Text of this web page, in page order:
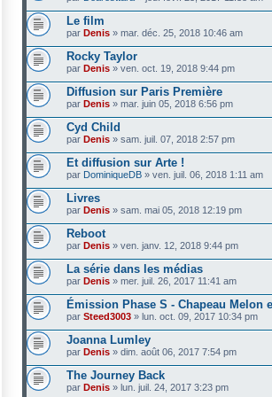
Le film
par Denis » mar. déc. 25, 2018 10:46 am
Rocky Taylor
par Denis » ven. oct. 19, 2018 9:44 pm
Diffusion sur Paris Première
par Denis » mar. juin 05, 2018 6:56 pm
Cyd Child
par Denis » sam. juil. 07, 2018 2:57 pm
Et diffusion sur Arte !
par DominiqueDB » ven. juil. 06, 2018 1:11 am
Livres
par Denis » sam. mai 05, 2018 12:19 pm
Reboot
par Denis » ven. janv. 12, 2018 9:44 pm
La série dans les médias
par Denis » mer. juil. 26, 2017 11:41 am
Émission Phase S - Chapeau Melon
par Steed3003 » lun. oct. 09, 2017 10:34 pm
Joanna Lumley
par Denis » dim. août 06, 2017 7:54 pm
The Journey Back
par Denis » lun. juil. 24, 2017 3:23 pm